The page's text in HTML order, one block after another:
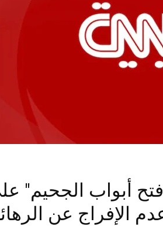
أبواب الجحيم"
الإفراج عن